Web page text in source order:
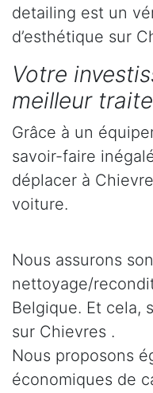
detailing est un
d’esthétique sur
Votre
meilleur
Grâce à un
savoir-faire
déplacer à
voiture.
Nous assurons son
nettoyage/
Belgique. Et cela,
sur Chievres .
Nous proposons
économiques de